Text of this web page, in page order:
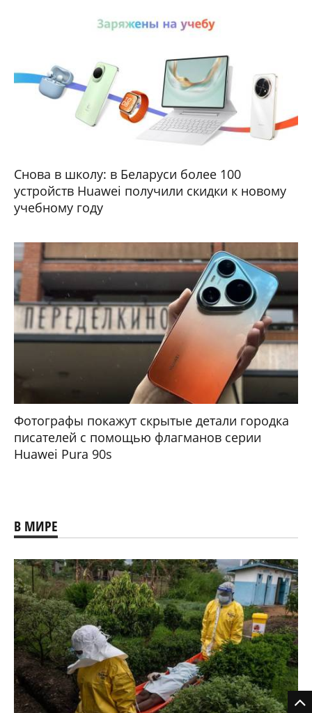
Снова в школу: в Беларуси более 100
устройств Huawei получили скидки к новому
учебному году
Фотографы покажут скрытые детали городка
писателей с помощью флагманов серии
Huawei Pura 90s
В МИРЕ